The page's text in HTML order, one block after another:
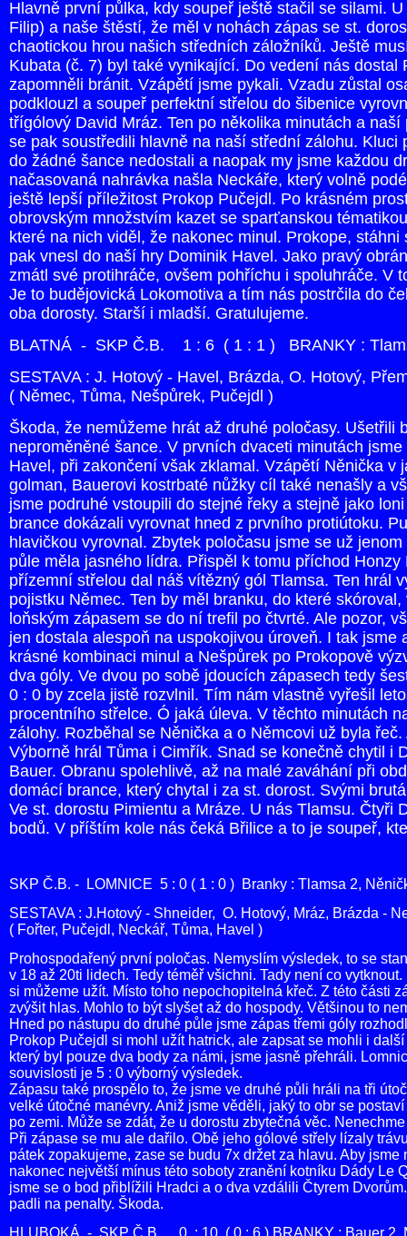
Hlavně první půlka, kdy soupeř ještě stačil se silami.
Filip) a naše štěstí, že měl v nohách zápas se st.
chaotickou hrou našich středních záložníků. Ještě
Kubata (č. 7) byl také vynikající. Do vedení nás
zapomněli bránit. Vzápětí jsme pykali. Vzadu zůstal
podklouzl a soupeř perfektní střelou do šibenice
třígólový David Mráz. Ten po několika minutách a
se pak soustředili hlavně na naší střední zálohu.
do žádné šance nedostali a naopak my jsme každou
načasovaná nahrávka našla Neckáře, který volně
ještě lepší příležitost Prokop Pučejdl. Po krásném
obrovským množstvím kazet se sparťanskou
které na nich viděl, že nakonec minul. Prokope,
pak vnesl do naší hry Dominik Havel. Jako pravý
zmátl své protihráče, ovšem pohříchu i spoluhráče. V
Je to budějovická Lokomotiva a tím nás postrčila do
oba dorosty. Starší i mladší. Gratulujeme.
BLATNÁ - SKP Č.B. 1 : 6 ( 1 : 1 ) BRANKY :
SESTAVA : J. Hotový - Havel, Brázda, O. Hotový,
( Němec, Tůma, Nešpůrek, Pučejdl )
Škoda, že nemůžeme hrát až druhé poločasy.
neproměněné šance. V prvních dvaceti minutách
Havel, při zakončení však zklamal. Vzápětí Něnička
golman, Bauerovi kostrbaté nůžky cíl také nenašly a
jsme podruhé vstoupili do stejné řeky a stejně jako
brance dokázali vyrovnat hned z prvního protiútoku.
hlavičkou vyrovnal. Zbytek poločasu jsme se už
půle měla jasného lídra. Přispěl k tomu příchod
přízemní střelou dal náš vítězný gól Tlamsa. Ten hrál
pojistku Němec. Ten by měl branku, do které
loňským zápasem se do ní trefil po čtvrté. Ale pozor,
jen dostala alespoň na uspokojivou úroveň. I tak
krásné kombinaci minul a Nešpůrek po Prokopově
dva góly. Ve dvou po sobě jdoucích zápasech tedy
0 : 0 by zcela jistě rozvlnil. Tím nám vlastně vyřešil
procentního střelce. Ó jaká úleva. V těchto minutách
zálohy. Rozběhal se Něnička a o Němcovi už byla
Výborně hrál Tůma i Cimřík. Snad se konečně chytil i
Bauer. Obranu spolehlivě, až na malé zaváhání při
domácí brance, který chytal i za st. dorost. Svými
Ve st. dorostu Pimientu a Mráze. U nás Tlamsu. Čtyři
bodů. V příštím kole nás čeká Břilice a to je soupeř,
SKP Č.B. - LOMNICE 5 : 0 ( 1 : 0 ) Branky : Tlamsa 2,
SESTAVA : J.Hotový - Shneider, O. Hotový, Mráz, Brázda -
( Fořter, Pučejdl, Neckář, Tůma, Havel )
Prohospodařený první poločas. Nemyslím výsledek, to se
v 18 až 20ti lidech. Tedy téměř všichni. Tady není co
si můžeme užít. Místo toho nepochopitelná křeč. Z této části
zvýšit hlas. Mohlo to být slyšet až do hospody. Většinou to
Hned po nástupu do druhé půle jsme zápas třemi góly
Prokop Pučejdl si mohl užít hatrick, ale zapsat se mohli i
který byl pouze dva body za námi, jsme jasně přehráli.
souvislosti je 5 : 0 výborný výsledek.
Zápasu také prospělo to, že jsme ve druhé půli hráli na tři
velké útočné manévry. Aniž jsme věděli, jaký to obr se
po zemi. Může se zdát, že u dorostu zbytečná věc.
Při zápase se mu ale dařilo. Obě jeho gólové střely lízaly
pátek zopakujeme, zase se budu 7x držet za hlavu. Aby
nakonec největší mínus této soboty zranění kotníku Dády
jsme se o bod přiblížili Hradci a o dva vzdálili Čtyrem
padli na penalty. Škoda.
HLUBOKÁ - SKP Č.B. 0 : 10 ( 0 : 6 ) BRANKY : Bauer 2,